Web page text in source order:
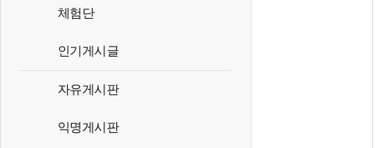
체험단
인기게시글
자유게시판
익명게시판